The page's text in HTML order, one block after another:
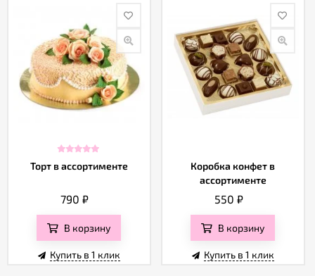
Торт в ассортименте
790₽
В корзину
Купить в 1 клик
Коробка конфет в
ассортименте
550 ₽
В корзину
Купить в 1 клик